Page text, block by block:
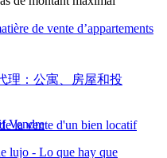
de vente d’appartements
Vendre
la vente d'un bien locatif